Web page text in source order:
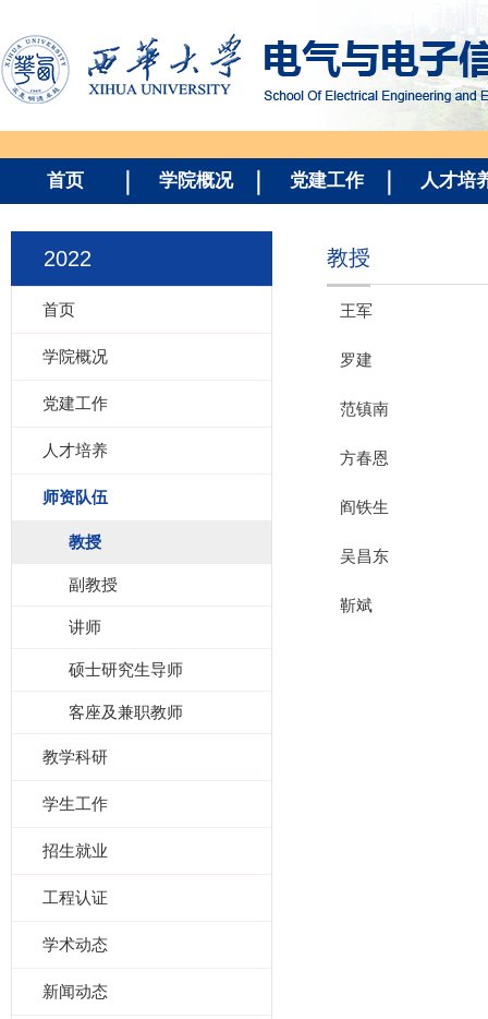
首页 学院概况 党建工作 人才培
2022
首页
学院概况
党建工作
人才培养
师资队伍
教授
副教授
讲师
硕士研究生导师
客座及兼职教师
教学科研
学生工作
招生就业
工程认证
学术动态
新闻动态
教授
王军
罗建
范镇南
方春恩
阎铁生
吴昌东
靳斌